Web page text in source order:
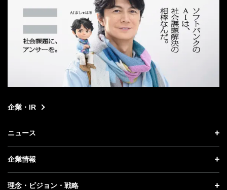
企業・IR
ニュース
ニュース トップ
プレスリリース
企業情報
企業情報 トップ
理念・ビジョン・戦略